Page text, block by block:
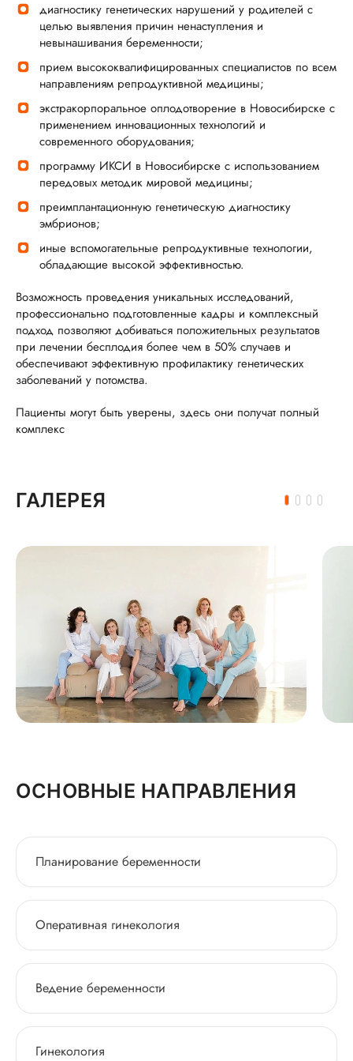
диагностику генетических нарушений у родителей с
целью выявления причин ненаступления и
невынашивания беременности;
прием высококвалифицированных специалистов по всем
направлениям репродуктивной медицины;
экстракорпоральное оплодотворение в Новосибирске с
применением инновационных технологий и
современного оборудования;
программу ИКСИ в Новосибирске с использованием
передовых методик мировой медицины;
преимплантационную генетическую диагностику
эмбрионов;
иные вспомогательные репродуктивные технологии,
обладающие высокой эффективностью.
Возможность проведения уникальных исследований,
профессионально подготовленные кадры и комплексный
подход позволяют добиваться положительных результатов
при лечении бесплодия более чем в 50% случаев и
обеспечивают эффективную профилактику генетических
заболеваний у потомства.
Пациенты могут быть уверены, здесь они получат полный
комплекс
ГАЛЕРЕЯ
ОСНОВНЫЕ НАПРАВЛЕНИЯ
Планирование беременности
Оперативная гинекология
Ведение беременности
Гинекология